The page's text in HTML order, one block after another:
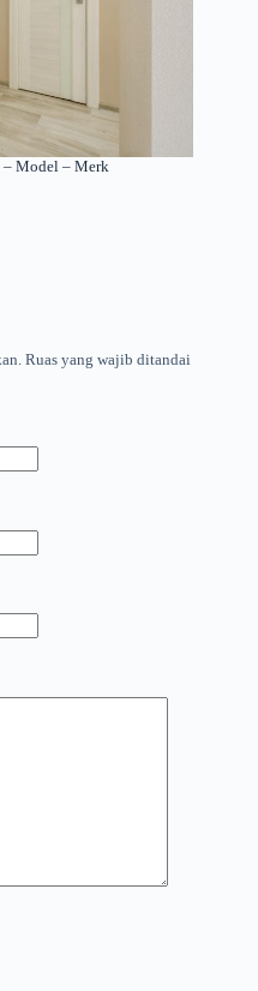
– Model – Merk
Ruas yang wajib ditandai